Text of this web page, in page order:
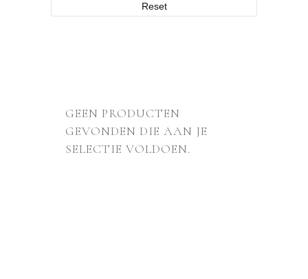
Reset
GEEN PRODUCTEN
GEVONDEN DIE AAN JE
SELECTIE VOLDOEN.